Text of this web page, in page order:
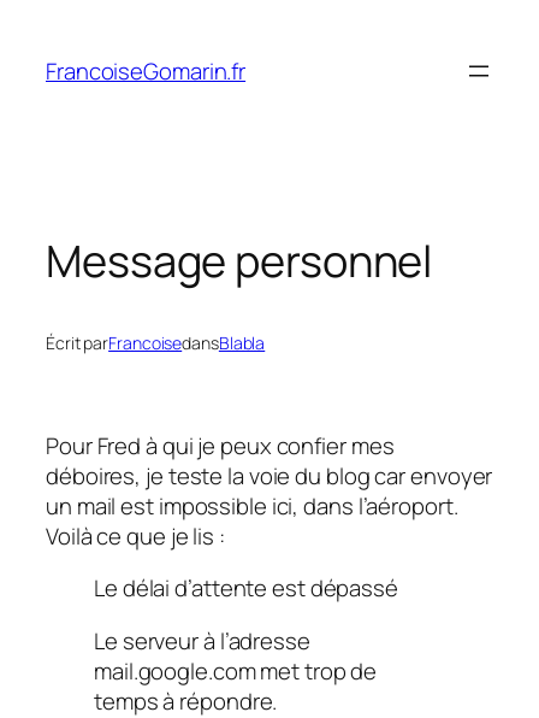
contenu
FrancoiseGomarin.fr
Message personnel
Écrit parFrancoisedansBlabla
Pour Fred à qui je peux confier mes
déboires, je teste la voie du blog car envoyer
un mail est impossible ici, dans l’aéroport.
Voilà ce que je lis :
Le délai d’attente est dépassé
Le serveur à l’adresse
mail.google.com met trop de
temps à répondre.